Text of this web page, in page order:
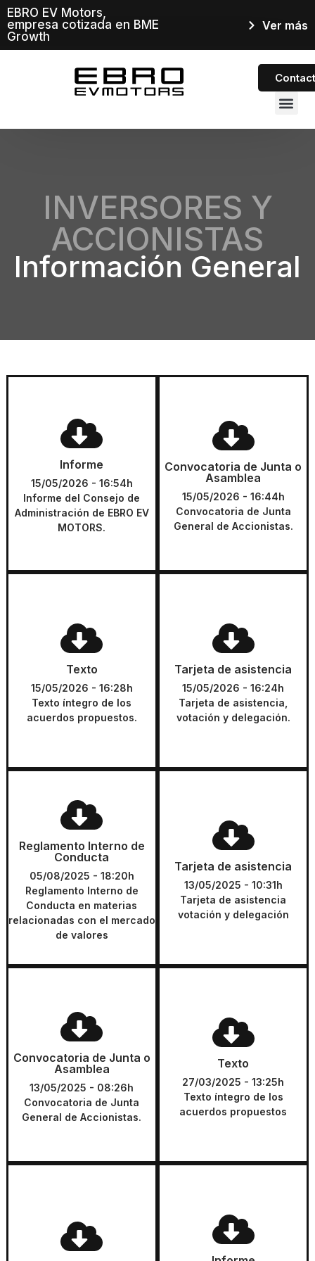
EBRO EV Motors,
empresa cotizada en BME
Growth
Ver más
INVERSORES Y
ACCIONISTAS
Información General
Informe
15/05/2026 - 16:54h
Informe del Consejo de
Administración de EBRO EV
MOTORS.
Informe
Informe del Consejo de
Administración de EBRO EV
MOTORS.
DESCARGAR
Convocatoria de Junta o
Asamblea
15/05/2026 - 16:44h
Convocatoria de Junta
General de Accionistas.
Convocatoria de Junta o
Asamblea
Convocatoria de Junta
General de Accionistas.
DESCARGAR
Texto
15/05/2026 - 16:28h
Texto íntegro de los
acuerdos propuestos.
Texto
Texto íntegro de los acuerdos
propuestos.
DESCARGAR
Tarjeta de asistencia
15/05/2026 - 16:24h
Tarjeta de asistencia,
votación y delegación.
Tarjeta
Tarjeta de asistencia,
votación y delegación.
DESCARGAR
Reglamento Interno de
Conducta
05/08/2025 - 18:20h
Reglamento Interno de
Conducta en materias
relacionadas con el mercado
de valores
Reglamento Interno de
Conducta
Reglamento Interno de
Conducta en materias
relacionadas con el mercado
de valores
DESCARGAR
Tarjeta de asistencia
13/05/2025 - 10:31h
Tarjeta de asistencia
votación y delegación
Tarjeta
Tarjeta de asistencia
votación y delegación
DESCARGAR
Convocatoria de Junta o
Asamblea
13/05/2025 - 08:26h
Convocatoria de Junta
General de Accionistas.
Convocatoria de Junta o
Asamblea
Convocatoria de Junta
General de Accionistas.
DESCARGAR
Texto
27/03/2025 - 13:25h
Texto íntegro de los
acuerdos propuestos
Texto
Texto íntegro de los acuerdos
propuestos
DESCARGAR
Tarjeta
Tarjeta de asistencia
Informe
Informe del Consejo de